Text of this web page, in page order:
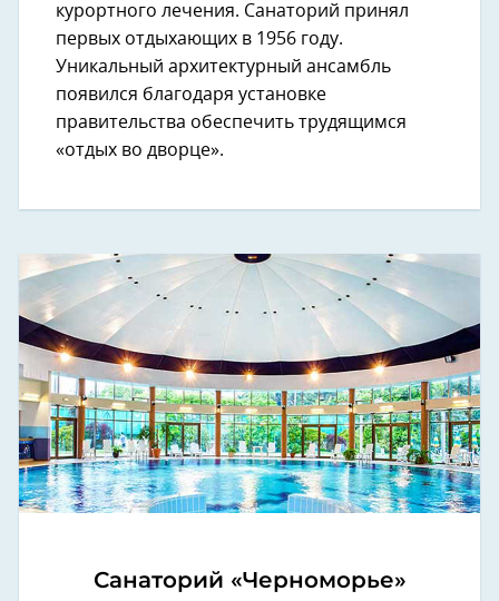
курортного лечения. Санаторий принял
первых отдыхающих в 1956 году.
Уникальный архитектурный ансамбль
появился благодаря установке
правительства обеспечить трудящимся
«отдых во дворце».
Санаторий «Черноморье»